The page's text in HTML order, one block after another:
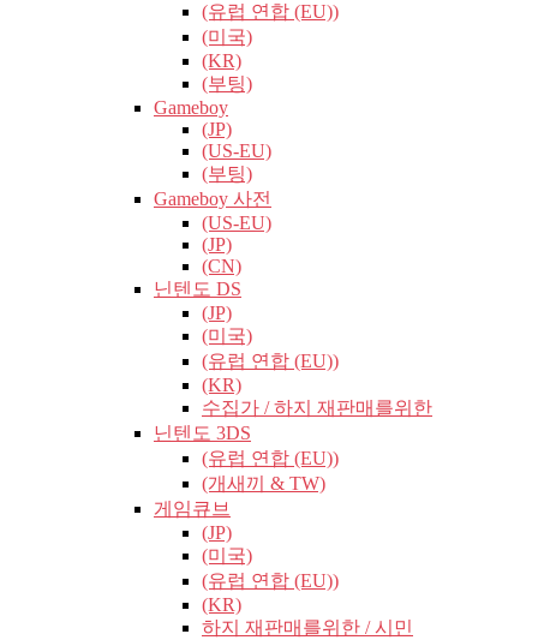
(유럽​​ 연합 (EU))
(미국)
(KR)
(부팅)
Gameboy
(JP)
(US-EU)
(부팅)
Gameboy 사전
(US-EU)
(JP)
(CN)
닌텐도 DS
(JP)
(미국)
(유럽​​ 연합 (EU))
(KR)
수집가 / 하지 재판매를위한
닌텐도 3DS
(유럽​​ 연합 (EU))
(개새끼 & TW)
게임큐브
(JP)
(미국)
(유럽​​ 연합 (EU))
(KR)
하지 재판매를위한 / 시민